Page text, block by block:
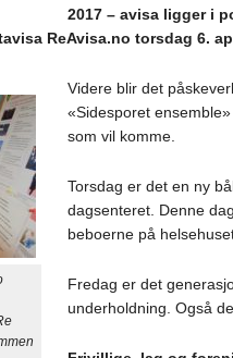
2017 – avisa ligger i
ReAvisa.no torsdag 6.
Videre blir det
«Sidesporet
som vil komme.
Torsdag er det en ny
dagsenteret. Denne
beboerne på
Fredag er det
underholdning. Også